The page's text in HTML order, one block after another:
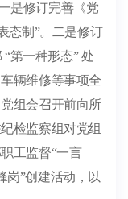
是修订完善《党
态制 ”。二是修订
“第一种形态”处
辆维修等事项全
组会召开前向所
检监察组对党组
工监督“一言
岗”创建活动，以